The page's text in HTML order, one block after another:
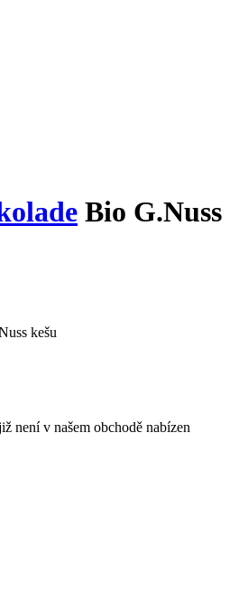
Bio G.Nuss
kešu
není v našem obchodě nabízen